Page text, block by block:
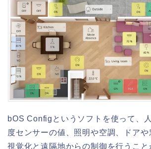
bOS Configというソフトを使って、
度センサーの値、照明や空調、ドアや
視覚化と遠隔地からの制御を行うこと